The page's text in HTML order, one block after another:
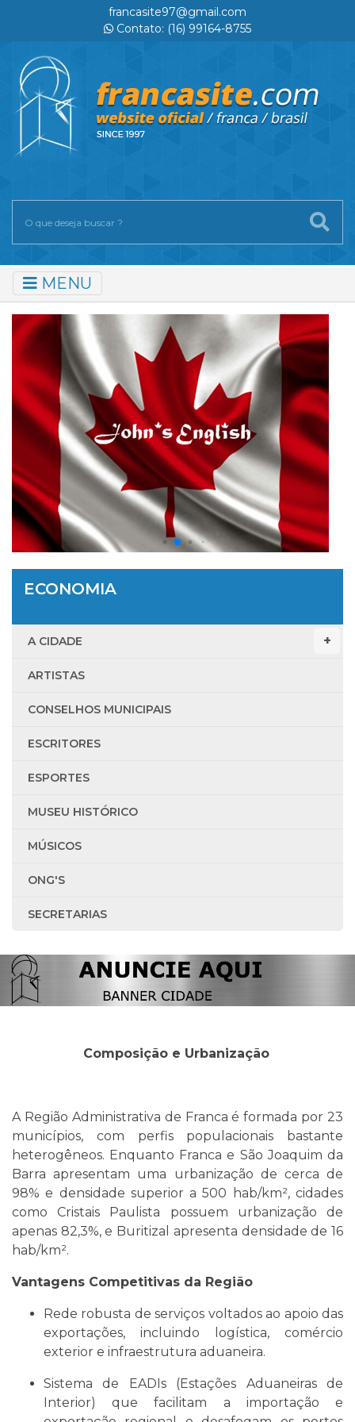
francasite97@gmail.com
Contato: (16) 99164-8755
MENU
ECONOMIA
A CIDADE
ARTISTAS
CONSELHOS MUNICIPAIS
ESCRITORES
ESPORTES
MUSEU HISTÓRICO
MÚSICOS
ONG'S
SECRETARIAS
Composição e Urbanização
A Região Administrativa de Franca é formada por 23
municípios, com perfis populacionais bastante
heterogêneos. Enquanto Franca e São Joaquim da
Barra apresentam uma urbanização de cerca de
98% e densidade superior a 500 hab/km², cidades
como Cristais Paulista possuem urbanização de
apenas 82,3%, e Buritizal apresenta densidade de 16
hab/km².
Vantagens Competitivas da Região
Rede robusta de serviços voltados ao apoio das
exportações, incluindo logística, comércio
exterior e infraestrutura aduaneira.
Sistema de EADIs (Estações Aduaneiras de
Interior) que facilitam a importação e